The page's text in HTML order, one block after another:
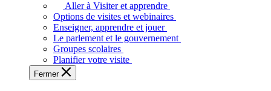
voir,
apprendre
et
à
Aller à Visiter et apprendre
Options de visites et webinaires
Enseigner, apprendre et jouer
Le parlement et le gouvernement
Groupes scolaires
Planifier votre visite
Fermer